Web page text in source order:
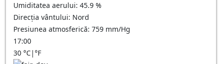
Umiditatea aerului: 45.9 %
Direcția vântului: Nord
Presiunea atmosferică: 759 mm/Hg
17:00
30 °C|°F